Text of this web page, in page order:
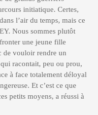
initiatique. Certes,
l’air du temps, mais ce
Nous sommes plutôt
une jeune fille
de vouloir rendre un
racontait, peu ou prou,
à face totalement déloyal
Et c’est ce que
petits moyens, a réussi à